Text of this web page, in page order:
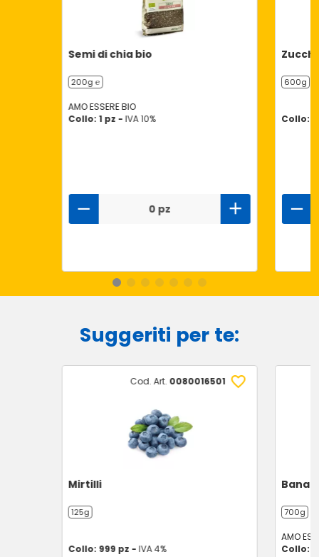
Semi di chia bio
200g ℮
AMO ESSERE BIO
Collo: 1 pz - IVA 10%
0 pz
600g
Collo:
Suggeriti per te:
Cod. Art. 0080016501
Mirtilli
125g
Collo: 999 pz - IVA 4%
700g
AMO
Collo: